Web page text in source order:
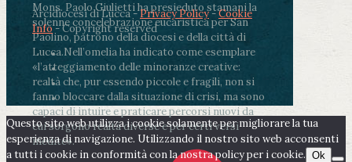
Mons. Paolo Giulietti ha presieduto stamani la
solenne concelebrazione eucaristica per San
Paolino, patrono della diocesi e della città di
Lucca.Nell’omelia ha indicato come esemplare
«l’atteggiamento delle minoranze creative:
realtà che, pur essendo piccole e fragili, non si
fanno bloccare dalla situazione di crisi, ma sono
capaci di intuire e praticare percorsi nuovi da
cui sorgono realtà diverse e per certi versi
inedite».
Arcidiocesi di Lucca -Privacy Policy-Cookie
Info- Copyright reserved
Questo sito web utilizza i cookie solamente per migliorare la tua
esperienza di navigazione. Utilizzando il nostro sito web acconsenti
a tutti i cookie in conformità con la nostra policy per i cookie. Ok